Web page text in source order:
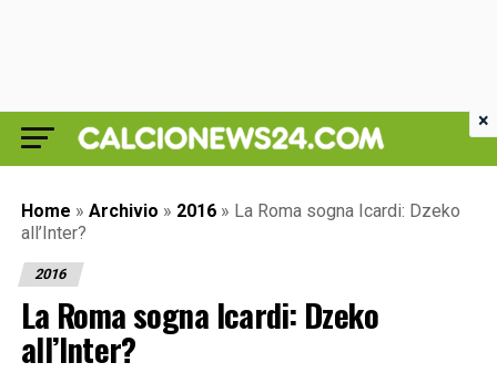
Home » Archivio » 2016 » La Roma sogna Icardi: Dzeko
all’Inter?
2016
La Roma sogna Icardi: Dzeko
all’Inter?
×